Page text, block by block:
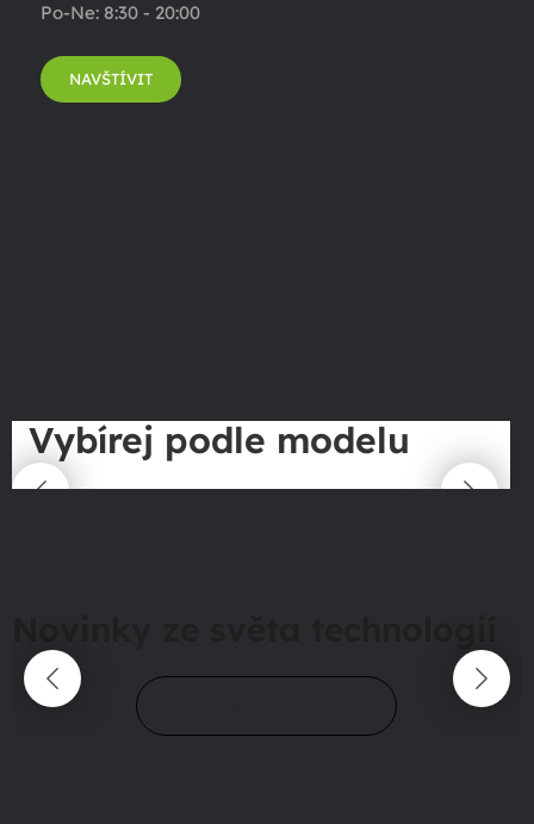
Po-Ne: 8:30 - 20:00
NAVŠTÍVIT
Vybírej podle modelu